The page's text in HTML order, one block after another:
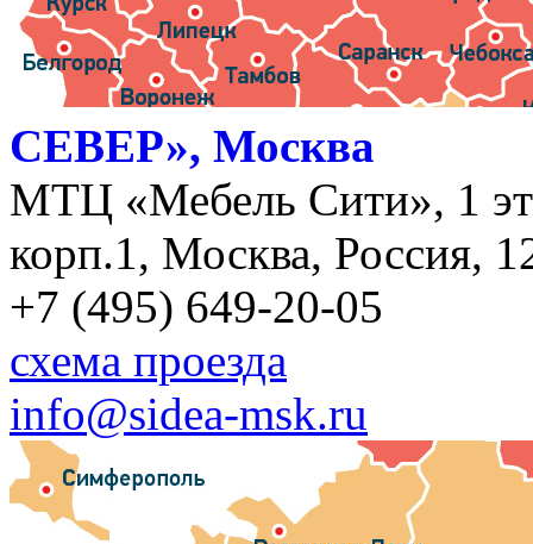
СЕВЕР», Москва
МТЦ «Мебель Сити», 1
корп.1, Москва, Россия,
+7 (495) 649-20-05
схема проезда
info@sidea-msk.ru